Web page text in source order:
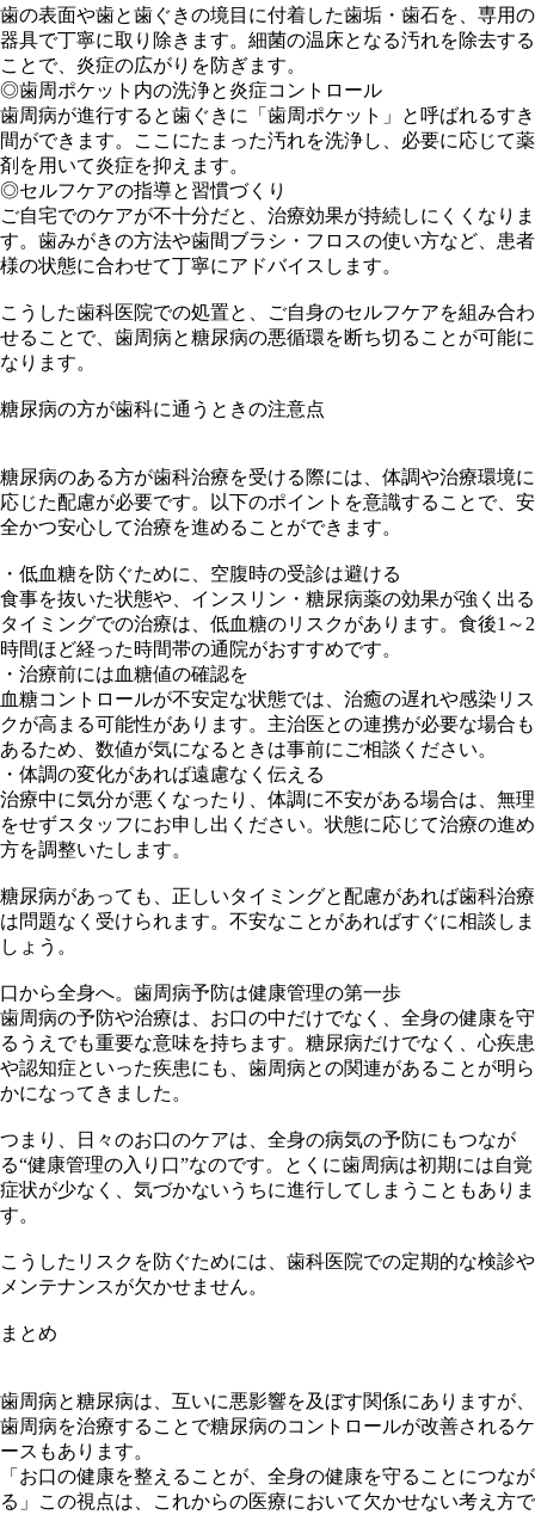
歯の表面や歯と歯ぐきの境目に付着した歯垢・歯石を、専用の
器具で丁寧に取り除きます。細菌の温床となる汚れを除去する
ことで、炎症の広がりを防ぎます。
◎歯周ポケット内の洗浄と炎症コントロール
歯周病が進行すると歯ぐきに「歯周ポケット」と呼ばれるすき
間ができます。ここにたまった汚れを洗浄し、必要に応じて薬
剤を用いて炎症を抑えます。
◎セルフケアの指導と習慣づくり
ご自宅でのケアが不十分だと、治療効果が持続しにくくなりま
す。歯みがきの方法や歯間ブラシ・フロスの使い方など、患者
様の状態に合わせて丁寧にアドバイスします。
こうした歯科医院での処置と、ご自身のセルフケアを組み合わ
せることで、歯周病と糖尿病の悪循環を断ち切ることが可能に
なります。
糖尿病の方が歯科に通うときの注意点
糖尿病のある方が歯科治療を受ける際には、体調や治療環境に
応じた配慮が必要です。以下のポイントを意識することで、安
全かつ安心して治療を進めることができます。
・低血糖を防ぐために、空腹時の受診は避ける
食事を抜いた状態や、インスリン・糖尿病薬の効果が強く出る
タイミングでの治療は、低血糖のリスクがあります。食後1～2
時間ほど経った時間帯の通院がおすすめです。
・治療前には血糖値の確認を
血糖コントロールが不安定な状態では、治癒の遅れや感染リス
クが高まる可能性があります。主治医との連携が必要な場合も
あるため、数値が気になるときは事前にご相談ください。
・体調の変化があれば遠慮なく伝える
治療中に気分が悪くなったり、体調に不安がある場合は、無理
をせずスタッフにお申し出ください。状態に応じて治療の進め
方を調整いたします。
糖尿病があっても、正しいタイミングと配慮があれば歯科治療
は問題なく受けられます。不安なことがあればすぐに相談しま
しょう。
口から全身へ。歯周病予防は健康管理の第一歩
歯周病の予防や治療は、お口の中だけでなく、全身の健康を守
るうえでも重要な意味を持ちます。糖尿病だけでなく、心疾患
や認知症といった疾患にも、歯周病との関連があることが明ら
かになってきました。
つまり、日々のお口のケアは、全身の病気の予防にもつなが
る“健康管理の入り口”なのです。とくに歯周病は初期には自覚
症状が少なく、気づかないうちに進行してしまうこともありま
す。
こうしたリスクを防ぐためには、歯科医院での定期的な検診や
メンテナンスが欠かせません。
まとめ
歯周病と糖尿病は、互いに悪影響を及ぼす関係にありますが、
歯周病を治療することで糖尿病のコントロールが改善されるケ
ースもあります。
「お口の健康を整えることが、全身の健康を守ることにつなが
る」この視点は、これからの医療において欠かせない考え方で